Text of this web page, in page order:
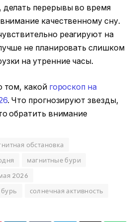
перерывы во время
качественному сну.
реагируют на
не планировать слишком
на утренние часы.
том, какой гороскоп на
. Что прогнозируют звезды,
обратить внимание
обстановка
магнитные бури
2026
солнечная активность